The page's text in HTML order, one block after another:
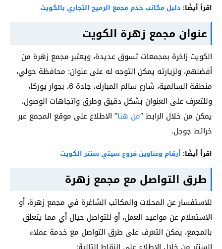
اقرأ أيضًا: دليل مكاتب خدم مجمع الرميح التجاري بالكويت
عنوان مجمع زهرة الكويت
الكويت زاخرة بمجمعات تسوق عديدة، ويعتبر مجمع زهرة من
أفضلهم، ولزيارته يمكن التوجه له على عنوان: محافظة حولي،
منطقة السالمية، شارع سالم المبارك، جادة 6، بجوار يوركا،
وللتعرف على العنوان بشكل دقيق وطرق واتجاهات الوصول،
يمكن من خلال الرابط “من هنا” الاطلاع على موقع المجمع عبر
خرائط جوجل.
اقرأ أيضًا: أرقام وعناوين فروع سيتي سنتر الكويت
طرق التواصل مع مجمع زهرة
للاستفسار عن المحلات والمكاتب الشاغرة في مجمع زهرة، أو
الاستعلام عن مواعيد العمل، أو للتواصل حيال أي مما يتعلق
بالمجمع، يمكن التعرف على طرق التواصل مع خدمة عملاء